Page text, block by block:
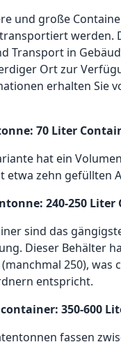
und große
werden.
Transport in
Ort zur
erhalten Sie
70 Liter
hat ein
etwa zehn gefüllten
240-250 Liter
sind das
Dieser Behälter
250), was
entspricht.
350-600
fassen